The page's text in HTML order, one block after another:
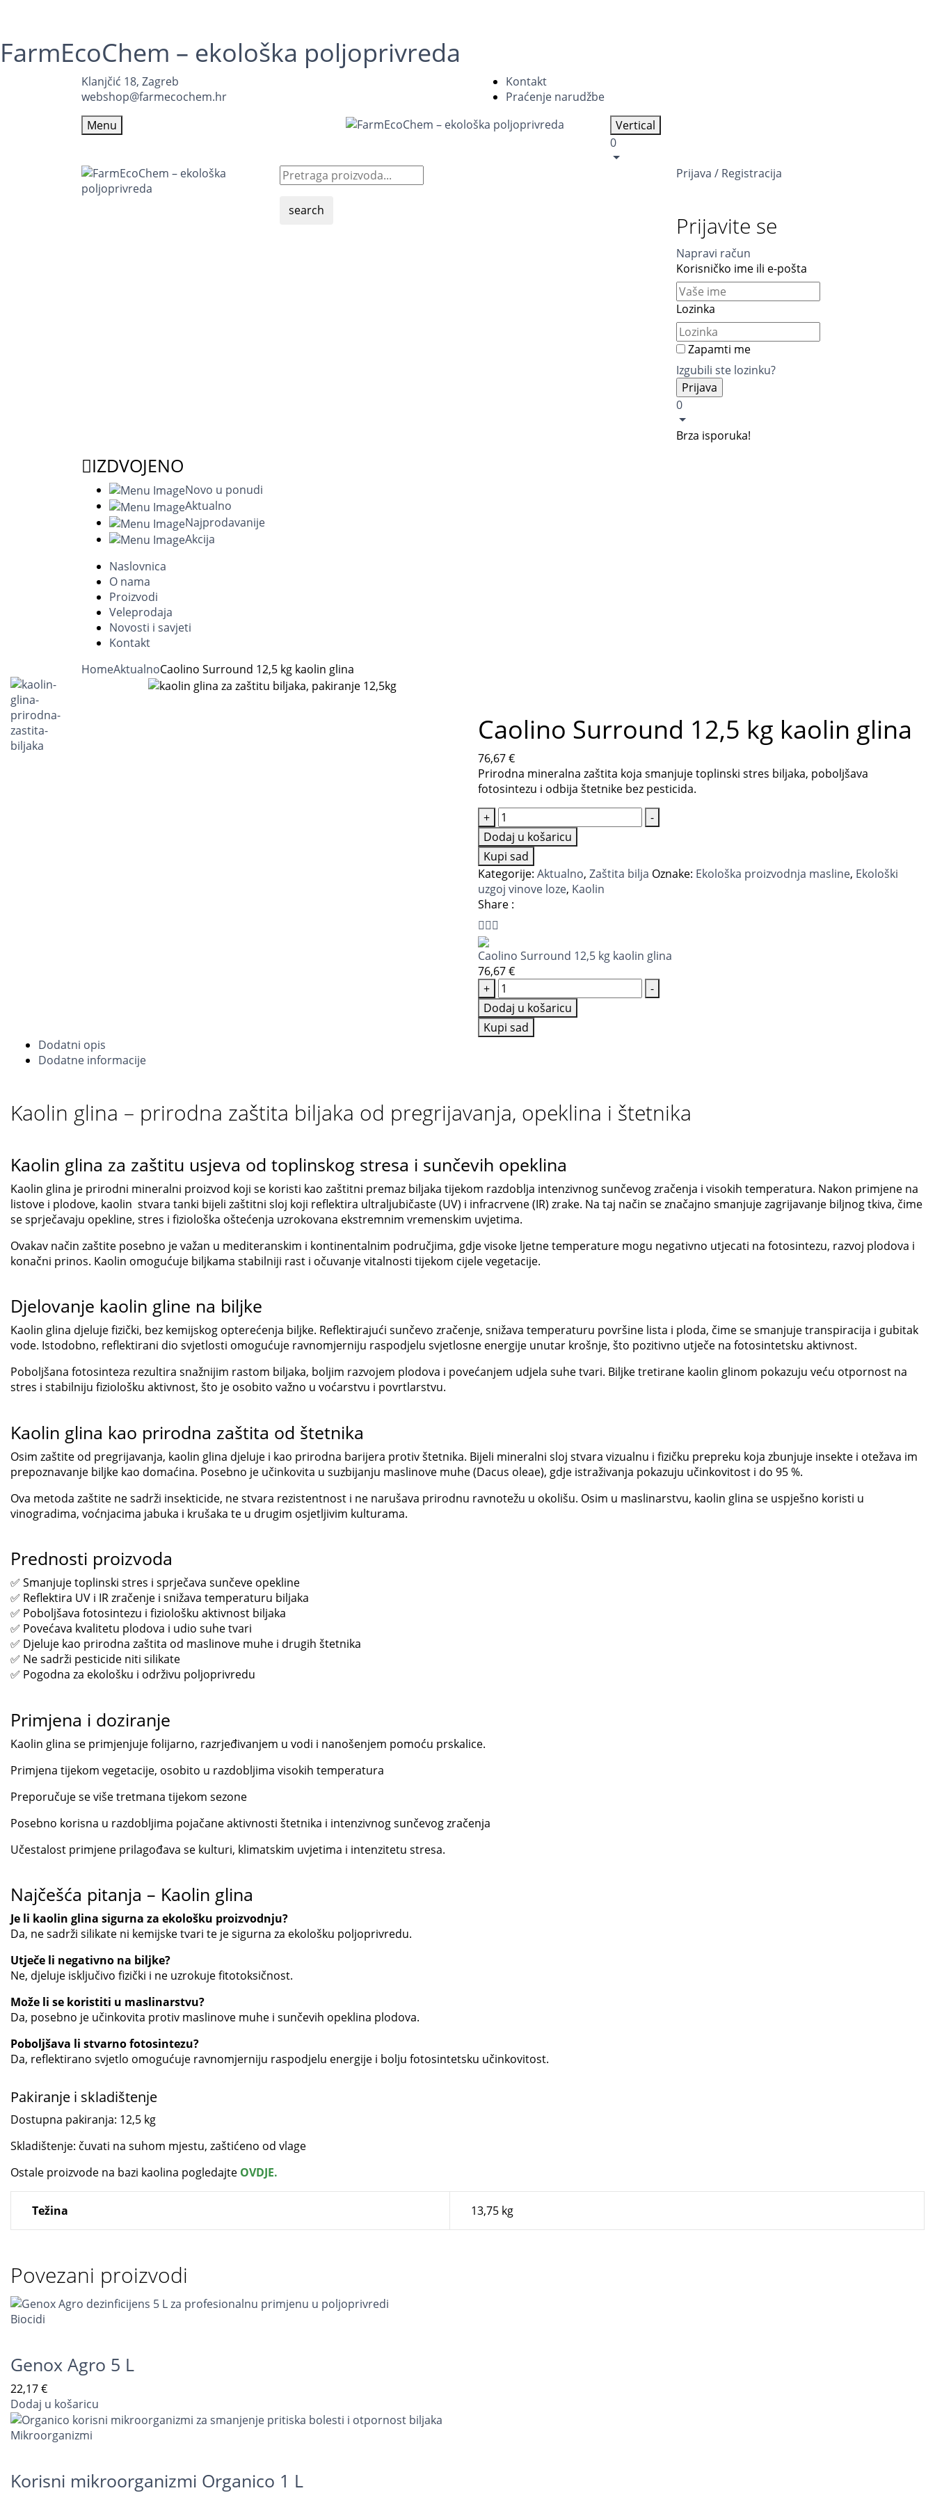
FarmEcoChem – ekološka poljoprivreda
Klanjčić 18, Zagreb
webshop@farmecochem.hr
Kontakt
Praćenje narudžbe
Menu
Vertical
0
search
Prijava / Registracija
Prijavite se
Napravi račun
Korisničko ime ili e-pošta
Lozinka
Zapamti me
Izgubili ste lozinku?
0
IZDVOJENO
Novo u ponudi
Aktualno
Najprodavanije
Akcija
Naslovnica
O nama
Proizvodi
Veleprodaja
Novosti i savjeti
Kontakt
Brza isporuka!
HomeAktualnoCaolino Surround 12,5 kg kaolin glina
Caolino Surround 12,5 kg kaolin glina
76,67€
Prirodna mineralna zaštita koja smanjuje toplinski stres biljaka, poboljšava
fotosintezu i odbija štetnike bez pesticida.
+
Caolino
Surround
12,5
kg
kaolin
glina
količina
-
Dodaj u košaricu
Kupi sad
Kategorije: Aktualno, Zaštita bilja Oznake: Ekološka proizvodnja masline, Ekološki
uzgoj vinove loze, Kaolin
Share :
Caolino Surround 12,5 kg kaolin glina
76,67€
+
Caolino
Surround
12,5
kg
-
Dodaj u košaricu
Kupi sad
Dodatni opis
Dodatne informacije
Kaolin glina – prirodna zaštita biljaka od pregrijavanja, opeklina i štetnika
Kaolin glina za zaštitu usjeva od toplinskog stresa i sunčevih opeklina
Kaolin glina je prirodni mineralni proizvod koji se koristi kao zaštitni premaz biljaka tijekom razdoblja intenzivnog sunčevog zračenja i visokih temperatura. Nakon primjene na
listove i plodove, kaolin stvara tanki bijeli zaštitni sloj koji reflektira ultraljubičaste (UV) i infracrvene (IR) zrake. Na taj način se značajno smanjuje zagrijavanje biljnog tkiva, čime
se sprječavaju opekline, stres i fiziološka oštećenja uzrokovana ekstremnim vremenskim uvjetima.
Ovakav način zaštite posebno je važan u mediteranskim i kontinentalnim područjima, gdje visoke ljetne temperature mogu negativno utjecati na fotosintezu, razvoj plodova i
konačni prinos. Kaolin omogućuje biljkama stabilniji rast i očuvanje vitalnosti tijekom cijele vegetacije.
Djelovanje kaolin gline na biljke
Kaolin glina djeluje fizički, bez kemijskog opterećenja biljke. Reflektirajući sunčevo zračenje, snižava temperaturu površine lista i ploda, čime se smanjuje transpiracija i gubitak
vode. Istodobno, reflektirani dio svjetlosti omogućuje ravnomjerniju raspodjelu svjetlosne energije unutar krošnje, što pozitivno utječe na fotosintetsku aktivnost.
Poboljšana fotosinteza rezultira snažnijim rastom biljaka, boljim razvojem plodova i povećanjem udjela suhe tvari. Biljke tretirane kaolin glinom pokazuju veću otpornost na
stres i stabilniju fiziološku aktivnost, što je osobito važno u voćarstvu i povrtlarstvu.
Kaolin glina kao prirodna zaštita od štetnika
Osim zaštite od pregrijavanja, kaolin glina djeluje i kao prirodna barijera protiv štetnika. Bijeli mineralni sloj stvara vizualnu i fizičku prepreku koja zbunjuje insekte i otežava im
prepoznavanje biljke kao domaćina. Posebno je učinkovita u suzbijanju maslinove muhe (Dacus oleae), gdje istraživanja pokazuju učinkovitost i do 95 %.
Ova metoda zaštite ne sadrži insekticide, ne stvara rezistentnost i ne narušava prirodnu ravnotežu u okolišu. Osim u maslinarstvu, kaolin glina se uspješno koristi u
vinogradima, voćnjacima jabuka i krušaka te u drugim osjetljivim kulturama.
Prednosti proizvoda
✅ Smanjuje toplinski stres i sprječava sunčeve opekline
✅ Reflektira UV i IR zračenje i snižava temperaturu biljaka
✅ Poboljšava fotosintezu i fiziološku aktivnost biljaka
✅ Povećava kvalitetu plodova i udio suhe tvari
✅ Djeluje kao prirodna zaštita od maslinove muhe i drugih štetnika
✅ Ne sadrži pesticide niti silikate
✅ Pogodna za ekološku i održivu poljoprivredu
Primjena i doziranje
Kaolin glina se primjenjuje folijarno, razrjeđivanjem u vodi i nanošenjem pomoću prskalice.
Primjena tijekom vegetacije, osobito u razdobljima visokih temperatura
Preporučuje se više tretmana tijekom sezone
Posebno korisna u razdobljima pojačane aktivnosti štetnika i intenzivnog sunčevog zračenja
Učestalost primjene prilagođava se kulturi, klimatskim uvjetima i intenzitetu stresa.
Najčešća pitanja – Kaolin glina
Je li kaolin glina sigurna za ekološku proizvodnju?
Da, ne sadrži silikate ni kemijske tvari te je sigurna za ekološku poljoprivredu.
Utječe li negativno na biljke?
Ne, djeluje isključivo fizički i ne uzrokuje fitotoksičnost.
Može li se koristiti u maslinarstvu?
Da, posebno je učinkovita protiv maslinove muhe i sunčevih opeklina plodova.
Poboljšava li stvarno fotosintezu?
Da, reflektirano svjetlo omogućuje ravnomjerniju raspodjelu energije i bolju fotosintetsku učinkovitost.
Pakiranje i skladištenje
Dostupna pakiranja: 12,5 kg
Skladištenje: čuvati na suhom mjestu, zaštićeno od vlage
Ostale proizvode na bazi kaolina pogledajte OVDJE.
Težina 13,75 kg
Povezani proizvodi
Biocidi
Genox Agro 5 L
22,17€
Dodaj u košaricu
Mikroorganizmi
Korisni mikroorganizmi Organico 1 L